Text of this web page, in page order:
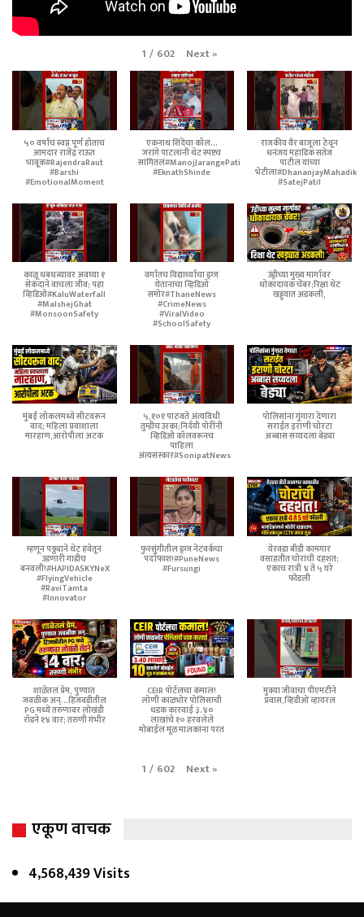
1 / 602 Next»
५० वर्षांचं स्वप्न पूर्ण होताच
आमदार राजेंद्र राऊत
भावूक#RajendraRaut
#Barshi
#EmotionalMoment
एकनाथ शिंदेंचा कॉल...
जरांगे पाटलांनी थेट स्पष्टच
सांगितलं#ManojJarangePatil
#EknathShinde
राजकीय वैर बाजूला ठेवून
धनंजय महाडिक सतेज
पाटील यांच्या
भेटीला#DhananjayMahadik
#SatejPatil
काळू धबधब्यावर अवघ्या १
सेकंदाने वाचला जीव; पहा
व्हिडिओ#KaluWaterfall
#MalshejGhat
#MonsoonSafety
वर्गातच विद्यार्थ्याचा ड्रग्ज
घेतानाचा व्हिडिओ
समोर#ThaneNews
#CrimeNews
#ViralVideo
#SchoolSafety
उंड्रीच्या मुख्य मार्गावर
धोकादायक चेंबर;रिक्षा थेट
खड्ड्यात अडकली,
मुंबई लोकलमध्ये सीटवरून
वाद; महिला प्रवाशाला
मारहाण,आरोपीला अटक
५,१०१ पाठवते अंत्यविधी
तुम्हीच उरका;निर्दयी पोरींनी
व्हिडिओ कॉलवरूनच
पाहिला
अंत्यसंस्कार#SonipatNews
पोलिसांना गुंगारा देणारा
सराईत इराणी चोरटा
अब्बास सय्यदला बेड्या
म्हणून पठ्ठ्याने थेट हवेतून
उडणारी गाडीच
बनवली!#HAPIDASKYNeX
#FlyingVehicle
#RaviTamta
#Innovator
फुरसुंगीतील ड्रग्ज नेटवर्कचा
पर्दाफाश!#PuneNews
#Fursungi
येरवडा बीडी कामगार
वसाहतीत चोरांची दहशत;
एकाच रात्री ४ ते ५ घरे
फोडली
शाळेतलं प्रेम, पुण्यात
जवळीक अन्...हिंजवडीतील
PG मध्ये तरुणावर लोखंडी
रॉडने १४ वार; तरुणी गंभीर
CEIR पोर्टलचा कमाल!
लोणी काळभोर पोलिसांची
धडक कारवाई ३.४०
लाखांचे १० हरवलेले
मोबाईल मूळ मालकांना परत
मुक्या जीवाचा पीएमटीने
प्रवास,व्हिडीओ व्हायरल
1 / 602 Next»
एकूण वाचक
4,568,439 Visits